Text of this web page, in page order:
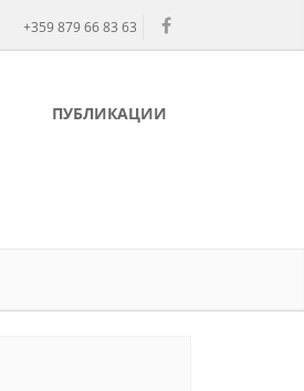
+359 879 66 83 63
ПУБЛИКАЦИИ